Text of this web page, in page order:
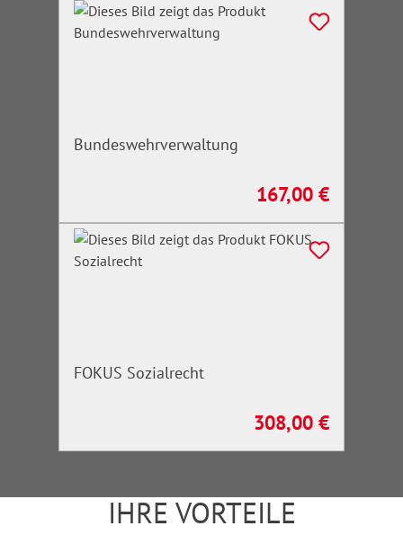
Bundeswehrverwaltung
Regulärer Preis:
167,00 €
FOKUS Sozialrecht
Regulärer Preis:
308,00 €
IHRE VORTEILE